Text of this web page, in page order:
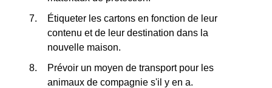
Étiqueter les cartons en fonction de leur
contenu et de leur destination dans la
nouvelle maison.
Prévoir un moyen de transport pour les
animaux de compagnie s'il y en a.